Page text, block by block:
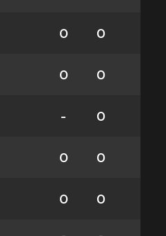
0 0
0 0
- 0
0 0
0 0